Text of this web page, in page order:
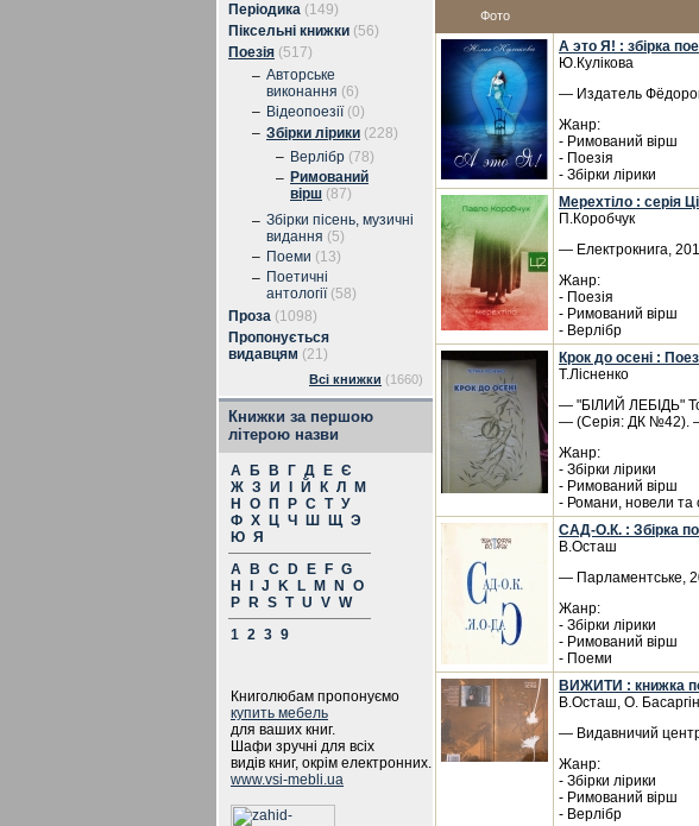
Періодика (149)
Піксельні книжки (56)
Поезія (517)
– Авторське
виконання (6)
– Відеопоезії (0)
– Збірки лірики (228)
– Верлібр (78)
– Римований
вірш (87)
– Збірки пісень, музичні
видання (5)
– Поеми (13)
– Поетичні
антології (58)
Проза (1098)
Пропонується
видавцям (21)
Всі книжки (1660)
Книжки за першою
літерою назви
А Б В Г Д Е Є
Ж З И Й К Л
М
Н
О П Р С Т У
Ф Х Ц Ч Ш Щ Э
Ю Я
A
B C D E F G
H
J K L M N
O
P
R S T U V W
1 2 3 9
Книголюбам пропонуємо
купить мебель
для ваших книг.
Шафи зручні для всіх
видів книг, окрім електронних.
www.vsi-mebli.ua
Фото
А это Я! : збірка
Ю.Кулікова
— Издатель
Жанр:
- Римований вірш
- Поезія
- Збірки лірики
Мерехтіло : серія
П.Коробчук
— Електрокнига,
Жанр:
- Поезія
- Римований вірш
- Верлібр
Крок до осені :
Т.Лісненко
— "БІЛИЙ ЛЕБІДЬ"
— (Серія: ДК №42).
Жанр:
- Збірки лірики
- Римований вірш
- Романи, новели та
САД-О.К. : Збірка
В.Осташ
— Парламентське,
Жанр:
- Збірки лірики
- Римований вірш
- Поеми
ВИЖИТИ : книжка
В.Осташ, О.
— Видавничий
Жанр:
- Збірки лірики
- Римований вірш
- Верлібр